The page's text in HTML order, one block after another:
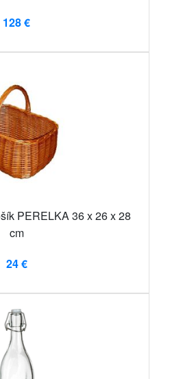
128 €
PERELKA 36 x 26 x 28
cm
24 €